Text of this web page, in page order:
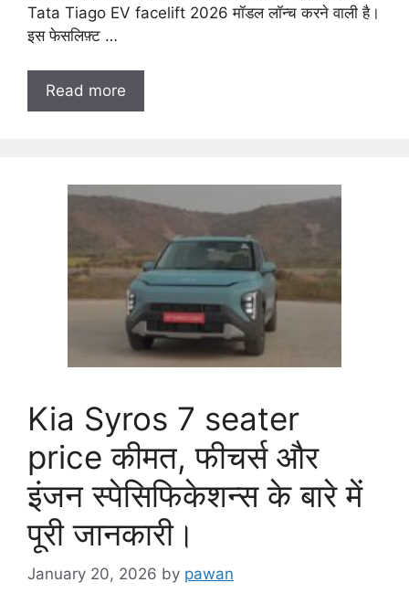
Tata Tiago EV facelift 2026 मॉडल लॉन्च करने वाली है।
इस फेसलिफ़्ट …
Read more
Kia Syros 7 seater
price कीमत, फीचर्स और
इंजन स्पेसिफिकेशन्स के बारे में
पूरी जानकारी।
January 20, 2026 by pawan